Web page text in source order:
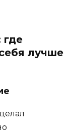
лучше